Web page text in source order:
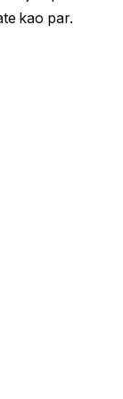
kao par.